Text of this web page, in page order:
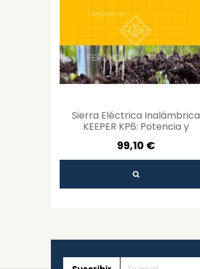
Sierra Eléctrica Inalámbrica
KEEPER KP6: Potencia y
99,10 €